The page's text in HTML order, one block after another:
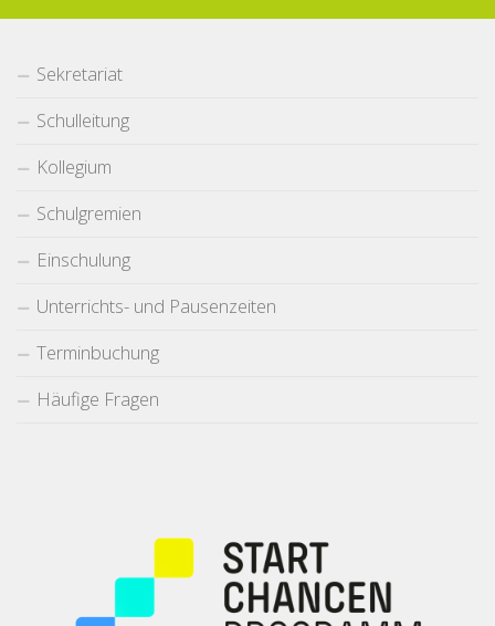
Sekretariat
Schulleitung
Kollegium
Schulgremien
Einschulung
Unterrichts- und Pausenzeiten
Terminbuchung
Häufige Fragen